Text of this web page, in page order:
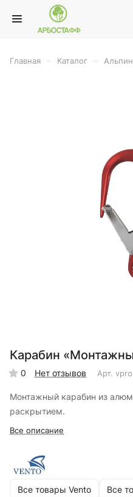
Главная Каталог
Карабин
0 Нет отзывов Арт.
Монтажный карабин из
раскрытием.
Все описание
Все товары Vento Все